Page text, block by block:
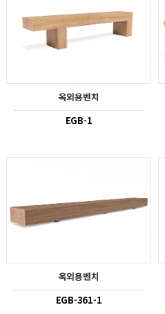
옥외용벤치
EGB-1
옥외용벤치
EGB-361-1